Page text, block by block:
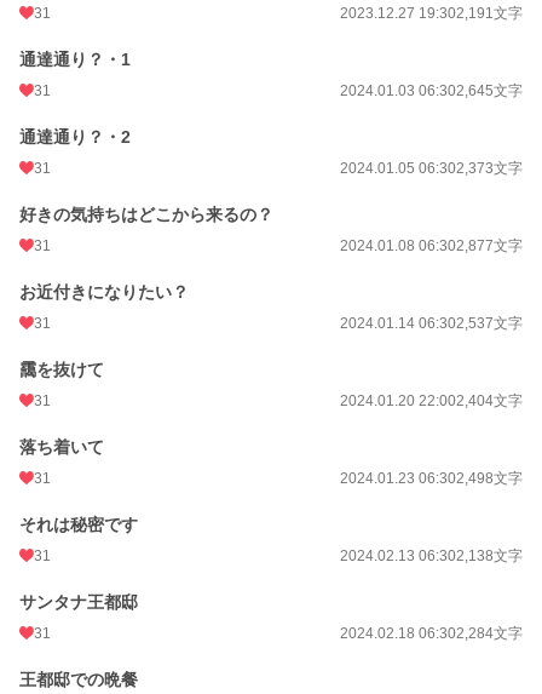
31 2023.12.27 19:302,191文字
通達通り？・1
31 2024.01.03 06:302,645文字
通達通り？・2
31 2024.01.05 06:302,373文字
好きの気持ちはどこから来るの？
31 2024.01.08 06:302,877文字
お近付きになりたい？
31 2024.01.14 06:302,537文字
靄を抜けて
31 2024.01.20 22:002,404文字
落ち着いて
31 2024.01.23 06:302,498文字
それは秘密です
31 2024.02.13 06:302,138文字
サンタナ王都邸
31 2024.02.18 06:302,284文字
王都邸での晩餐